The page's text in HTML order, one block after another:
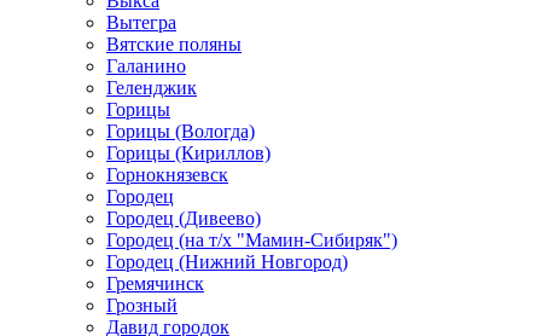
Вытегра
Вятские поляны
Галанино
Геленджик
Горицы
Горицы (Вологда)
Горицы (Кириллов)
Горнокнязевск
Городец
Городец (Дивеево)
Городец (на т/х "Мамин-Сибиряк")
Городец (Нижний Новгород)
Гремячинск
Грозный
Давид городок